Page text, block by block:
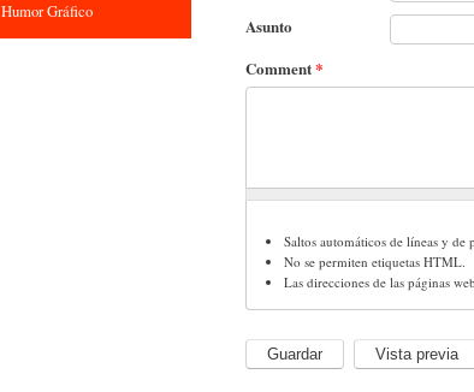
Humor Gráfico
Asunto
Comment*
Saltos automáticos de líneas y de
No se permiten etiquetas HTML.
Las direcciones de las páginas